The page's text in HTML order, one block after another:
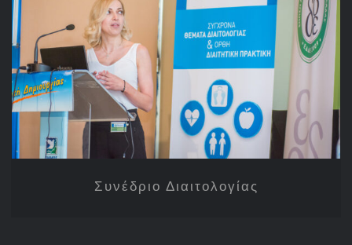
Συνέδριο Διαιτολογίας
Συνέδριο Διαιτολογίας